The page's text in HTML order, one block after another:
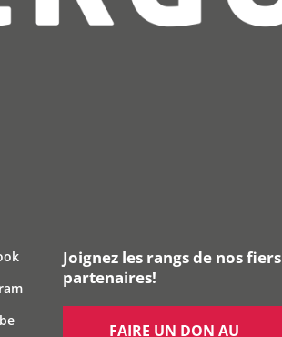
Joignez les rangs de nos fiers
partenaires!
FAIRE UN DON AU